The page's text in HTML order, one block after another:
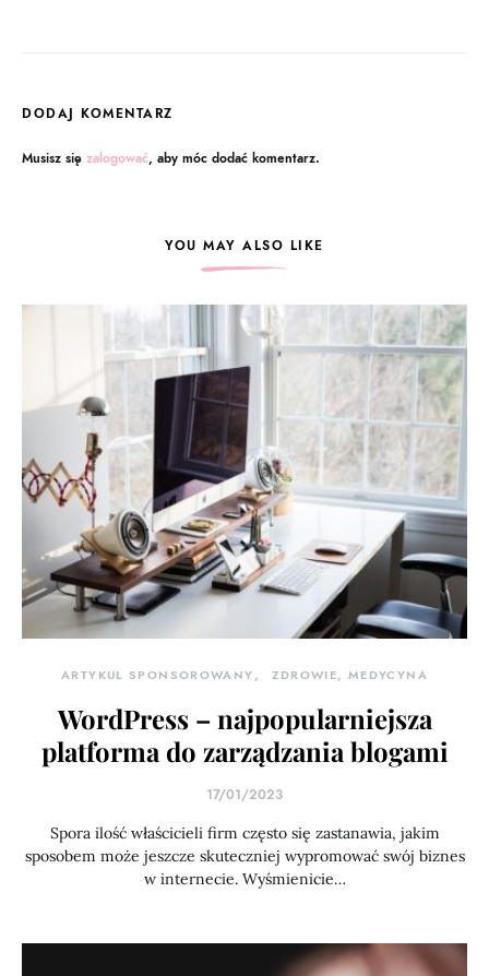
DODAJ KOMENTARZ
Musisz się zalogować, aby móc dodać komentarz.
YOU MAY ALSO LIKE
ARTYKUŁ SPONSOROWANY ZDROWIE, MEDYCYNA
WordPress – najpopularniejsza
platforma do zarządzania blogami
17/01/2023
Spora ilość właścicieli firm często się zastanawia, jakim
sposobem może jeszcze skuteczniej wypromować swój biznes
w internecie. Wyśmienicie…